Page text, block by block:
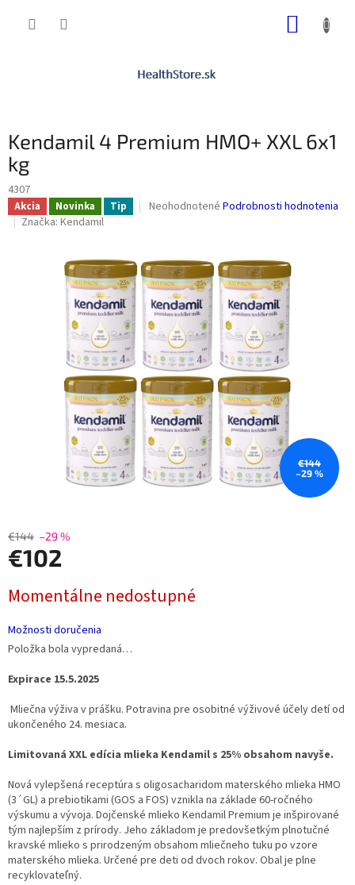
Kendamil 4 Premium HMO+ XXL 6x1
kg
4307
Akcia Novinka Tip
Priemerné
0,0
z
5
hviezdičiek.
Neohodnotené Podrobnosti hodnotenia
Značka: Kendamil
€144
–29 %
€144 –29 %
€102
cena:
Momentálne nedostupné
Možnosti doručenia
Položka bola vypredaná…
Expirace 15.5.2025
Mliečna výživa v prášku. Potravina pre osobitné výživové účely detí od
ukončeného 24. mesiaca.
Limitovaná XXL edícia mlieka Kendamil s 25% obsahom navyše.
Nová vylepšená receptúra s oligosacharidom materského mlieka HMO
(3´GL) a prebiotikami (GOS a FOS) vznikla na základe 60-ročného
výskumu a vývoja. Dojčenské mlieko Kendamil Premium je inšpirované
tým najlepším z prírody. Jeho základom je predovšetkým plnotučné
kravské mlieko s prirodzeným obsahom mliečneho tuku po vzore
materského mlieka. Určené pre deti od dvoch rokov. Obal je plne
recyklovateľný.